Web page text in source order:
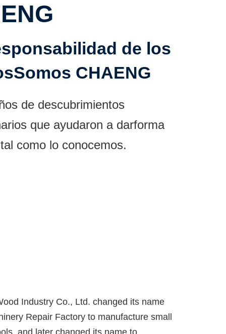
de los
CHAENG
de descubrimientos
que ayudaron a darforma
como lo conocemos.
Industry Co., Ltd. changed its name
Repair Factory to manufacture small
and later changed its name to